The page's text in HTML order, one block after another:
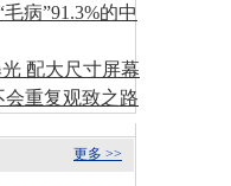
病”91.3%的中
配大尺寸屏幕
会重复观致之路
更多 >>